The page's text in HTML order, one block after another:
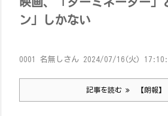
ン」しかない
0001 名無しさん 2024/07/16(火)
記事を読む 【朗報